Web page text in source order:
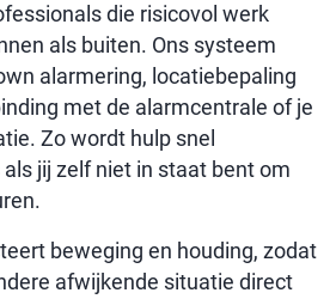
die risicovol werk
als buiten. Ons systeem
alarmering, locatiebepaling
met de alarmcentrale of je
Zo wordt hulp snel
jij zelf niet in staat bent om
beweging en houding, zodat
afwijkende situatie direct